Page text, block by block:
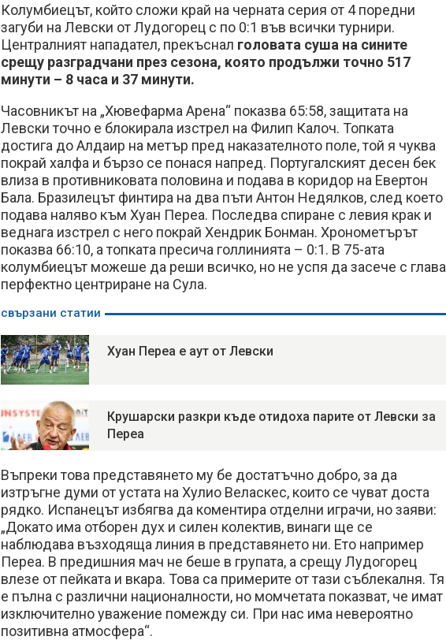
Колумбиецът, който сложи край на черната серия от 4 поредни
загуби на Левски от Лудогорец с по 0:1 във всички турнири.
Централният нападател, прекъснал головата суша на сините
срещу разградчани през сезона, която продължи точно 517
минути – 8 часа и 37 минути.
Часовникът на „Хювефарма Арена“ показва 65:58, защитата на
Левски точно е блокирала изстрел на Филип Калоч. Топката
достига до Алдаир на метър пред наказателното поле, той я чуква
покрай халфа и бързо се понася напред. Португалският десен бек
влиза в противниковата половина и подава в коридор на Евертон
Бала. Бразилецът финтира на два пъти Антон Недялков, след което
подава наляво към Хуан Переа. Последва спиране с левия крак и
веднага изстрел с него покрай Хендрик Бонман. Хронометърът
показва 66:10, а топката пресича голлинията – 0:1. В 75-ата
колумбиецът можеше да реши всичко, но не успя да засече с глава
перфектно центриране на Сула.
свързани статии
Хуан Переа е аут от Левски
Крушарски разкри къде отидоха парите от Левски за
Переа
Въпреки това представянето му бе достатъчно добро, за да
изтръгне думи от устата на Хулио Веласкес, които се чуват доста
рядко. Испанецът избягва да коментира отделни играчи, но заяви:
„Докато има отборен дух и силен колектив, винаги ще се
наблюдава възходяща линия в представянето ни. Ето например
Переа. В предишния мач не беше в групата, а срещу Лудогорец
влезе от пейката и вкара. Това са примерите от тази съблекалня. Тя
е пълна с различни националности, но момчетата показват, че имат
изключително уважение помежду си. При нас има невероятно
позитивна атмосфера“.